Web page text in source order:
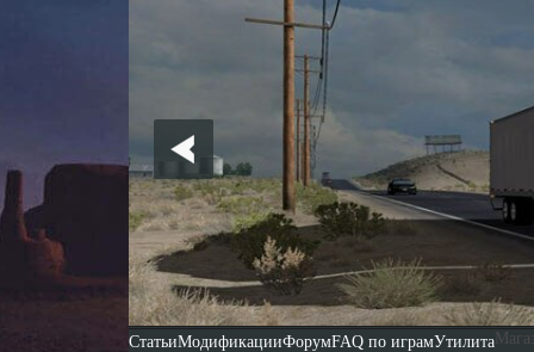
American Truck Simulator Euro Truck Simulator 2
СтатьиМодификацииФорумFAQ по играмУтилита